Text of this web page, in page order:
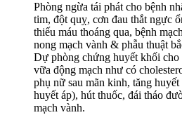
Phòng ngừa tái phát cho bệnh
tim, đột quỵ, cơn đau thắt ngực
thiếu máu thoáng qua, bệnh
nong mạch vành & phẫu thuật
Dự phòng chứng huyết khối cho
vữa động mạch như có
phụ nữ sau mãn kinh, tăng
huyết áp), hút thuốc, đái tháo
mạch vành.